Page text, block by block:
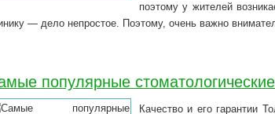
поэтому у жителей
— дело непростое. Поэтому, очень важно
популярные
Качество и его гарантии